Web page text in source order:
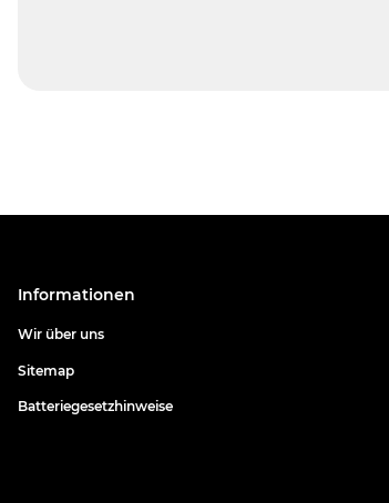
Informationen
Wir über uns
Sitemap
Batteriegesetzhinweise